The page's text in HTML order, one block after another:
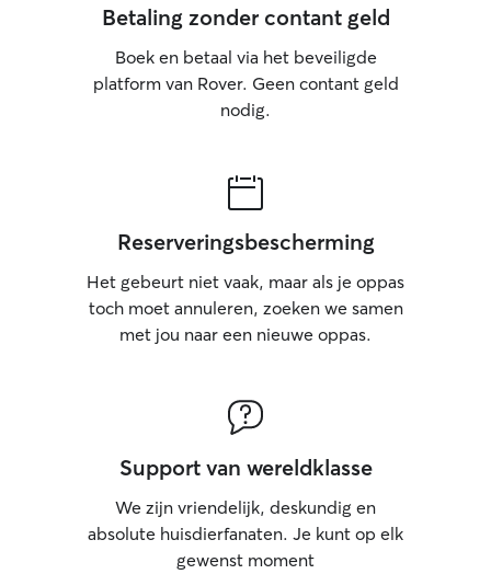
Betaling zonder contant geld
Boek en betaal via het beveiligde
platform van Rover. Geen contant geld
nodig.
Reserveringsbescherming
Het gebeurt niet vaak, maar als je oppas
toch moet annuleren, zoeken we samen
met jou naar een nieuwe oppas.
Support van wereldklasse
We zijn vriendelijk, deskundig en
absolute huisdierfanaten. Je kunt op elk
gewenst moment